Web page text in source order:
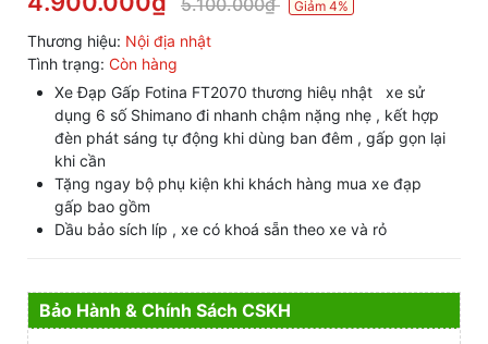
Giảm 4%
Thương hiệu: Nội địa nhật
Tình trạng: Còn hàng
Xe Đạp Gấp Fotina FT2070 thương hiêụ nhật xe sử
dụng 6 số Shimano đi nhanh chậm nặng nhẹ , kết hợp
đèn phát sáng tự động khi dùng ban đêm , gấp gọn lại
khi cần
Tặng ngay bộ phụ kiện khi khách hàng mua xe đạp
gấp bao gồm
Dầu bảo sích líp , xe có khoá sẵn theo xe và rỏ
Bảo Hành & Chính Sách CSKH